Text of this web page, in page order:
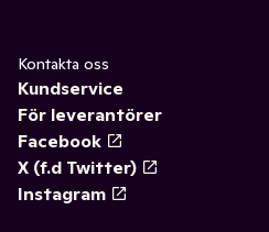
Kontakta oss
Kundservice
För leverantörer
Facebook
X (f.d Twitter)
Instagram